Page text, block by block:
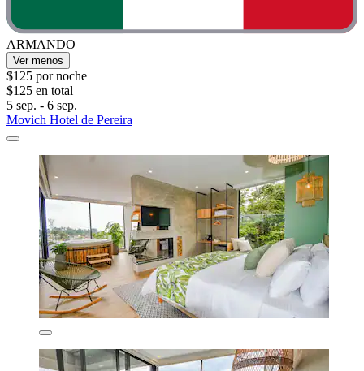
ARMANDO
Ver menos
$125 por noche
$125 en total
5 sep. - 6 sep.
Movich Hotel de Pereira